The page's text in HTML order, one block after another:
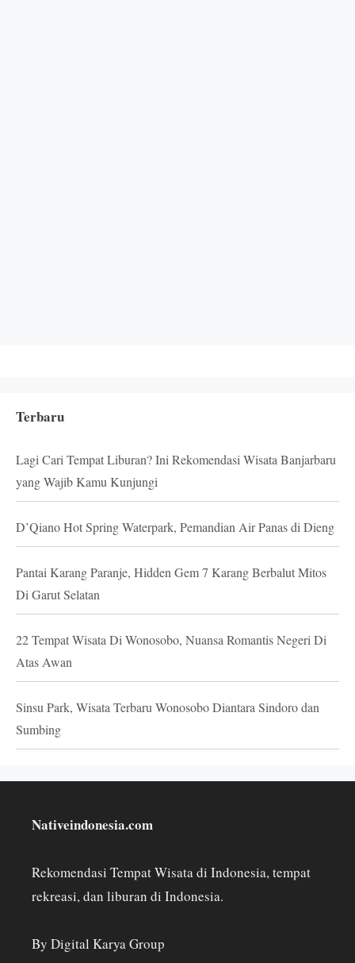
Terbaru
Lagi Cari Tempat Liburan? Ini Rekomendasi Wisata Banjarbaru
yang Wajib Kamu Kunjungi
D’Qiano Hot Spring Waterpark, Pemandian Air Panas di Dieng
Pantai Karang Paranje, Hidden Gem 7 Karang Berbalut Mitos
Di Garut Selatan
22 Tempat Wisata Di Wonosobo, Nuansa Romantis Negeri Di
Atas Awan
Sinsu Park, Wisata Terbaru Wonosobo Diantara Sindoro dan
Sumbing
Nativeindonesia.com
Rekomendasi Tempat Wisata di Indonesia, tempat
rekreasi, dan liburan di Indonesia.
By Digital Karya Group